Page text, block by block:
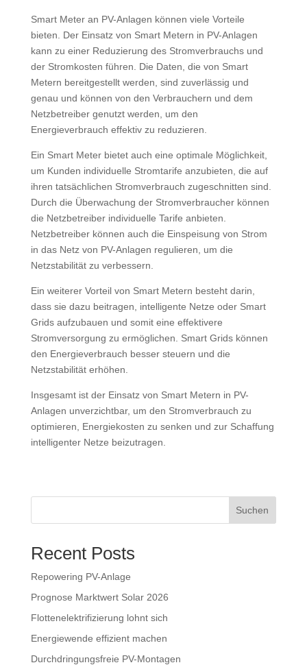
Smart Meter an PV-Anlagen können viele Vorteile
bieten. Der Einsatz von Smart Metern in PV-Anlagen
kann zu einer Reduzierung des Stromverbrauchs und
der Stromkosten führen. Die Daten, die von Smart
Metern bereitgestellt werden, sind zuverlässig und
genau und können von den Verbrauchern und dem
Netzbetreiber genutzt werden, um den
Energieverbrauch effektiv zu reduzieren.
Ein Smart Meter bietet auch eine optimale Möglichkeit,
um Kunden individuelle Stromtarife anzubieten, die auf
ihren tatsächlichen Stromverbrauch zugeschnitten sind.
Durch die Überwachung der Stromverbraucher können
die Netzbetreiber individuelle Tarife anbieten.
Netzbetreiber können auch die Einspeisung von Strom
in das Netz von PV-Anlagen regulieren, um die
Netzstabilität zu verbessern.
Ein weiterer Vorteil von Smart Metern besteht darin,
dass sie dazu beitragen, intelligente Netze oder Smart
Grids aufzubauen und somit eine effektivere
Stromversorgung zu ermöglichen. Smart Grids können
den Energieverbrauch besser steuern und die
Netzstabilität erhöhen.
Insgesamt ist der Einsatz von Smart Metern in PV-
Anlagen unverzichtbar, um den Stromverbrauch zu
optimieren, Energiekosten zu senken und zur Schaffung
intelligenter Netze beizutragen.
Suchen
Recent Posts
Repowering PV-Anlage
Prognose Marktwert Solar 2026
Flottenelektrifizierung lohnt sich
Energiewende effizient machen
Durchdringungsfreie PV-Montagen